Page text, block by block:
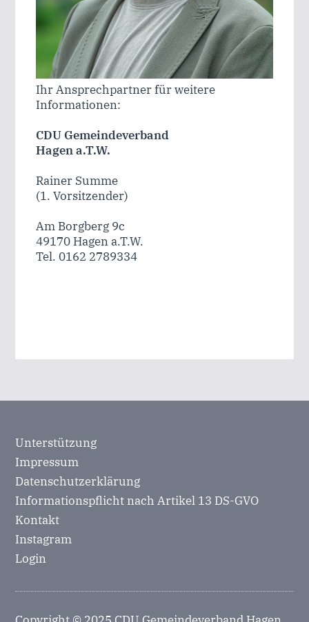
Ihr Ansprechpartner für weitere
Informationen:
CDU Gemeindeverband
Hagen a.T.W.
Rainer Summe
(1. Vorsitzender)
Am Borgberg 9c
49170 Hagen a.T.W.
Tel. 0162 2789334
Unterstützung
Impressum
Datenschutzerklärung
Informationspflicht nach Artikel 13 DS-GVO
Kontakt
Instagram
Login